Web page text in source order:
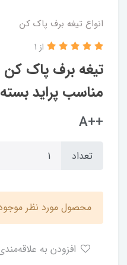
انواع تیغه برف پاک کن
مناسب پراید
از 1
++A
تعداد
محصول مورد نظر